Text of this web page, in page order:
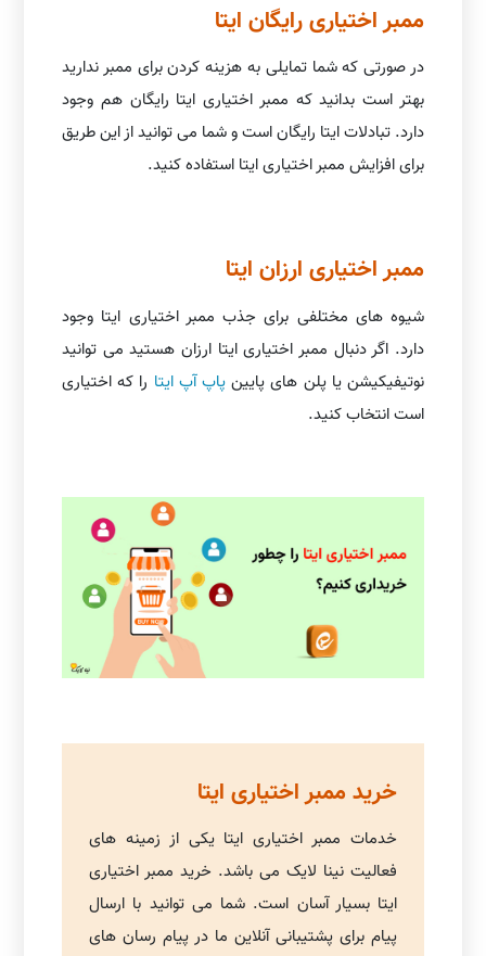
ممبر اختیاری رایگان ایتا
در صورتی که شما تمایلی به هزینه کردن برای ممبر ندارید
بهتر است بدانید که ممبر اختیاری ایتا رایگان هم وجود
دارد. تبادلات ایتا رایگان است و شما می توانید از این طریق
برای افزایش ممبر اختیاری ایتا استفاده کنید.
ممبر اختیاری ارزان ایتا
شیوه های مختلفی برای جذب ممبر اختیاری ایتا وجود
دارد. اگر دنبال ممبر اختیاری ایتا ارزان هستید می توانید
نوتیفیکیشن یا پلن های پایین پاپ آپ ایتا را که اختیاری
است انتخاب کنید.
خرید ممبر اختیاری ایتا
خدمات ممبر اختیاری ایتا یکی از زمینه های
فعالیت نینا لایک می باشد. خرید ممبر اختیاری
ایتا بسیار آسان است. شما می توانید با ارسال
پیام برای پشتیبانی آنلاین ما در پیام رسان های